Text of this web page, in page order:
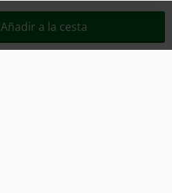
Añadir a la cesta